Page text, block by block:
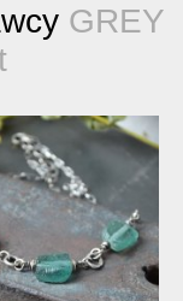
GREY